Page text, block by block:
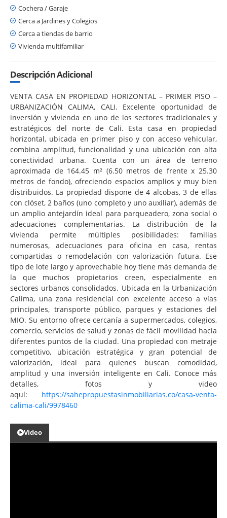
Cochera / Garaje
Cerca a Jardines y Colegios
Cerca a tiendas de barrio
Vivienda multifamiliar
Descripción Adicional
VENTA CASA EN PROPIEDAD HORIZONTAL – PRIMER PISO –
URBANIZACIÓN CALIMA, CALI. Excelente oportunidad de
inversión y vivienda en uno de los sectores tradicionales y
estratégicos del norte de Cali. Esta casa en propiedad
horizontal, ubicada en primer piso y con acceso vehicular,
combina amplitud, funcionalidad y una ubicación con alta
conectividad urbana. Cuenta con un área de terreno
aproximada de 164.45 m² (6.50 metros de frente x 25.30
metros de fondo), ofreciendo espacios amplios y muy bien
distribuidos. La propiedad dispone de 4 alcobas, 3 de ellas
con clóset, 2 baños (uno completo y uno auxiliar), además de
un amplio antejardín ideal para parqueadero, zona social o
adecuaciones complementarias. La distribución de la
vivienda permite múltiples posibilidades: familias
numerosas, adecuaciones para oficina en casa, rentas
compartidas o remodelación con valorización futura. Ese
tipo de lote largo y aprovechable hoy tiene más demanda de
la que muchos propietarios creen, especialmente en
sectores urbanos consolidados. Ubicada en la Urbanización
Calima, una zona residencial con excelente acceso a vías
principales, transporte público, parques y estaciones del
MIO. Su entorno ofrece cercanía a supermercados, colegios,
comercio, servicios de salud y zonas de fácil movilidad hacia
diferentes puntos de la ciudad. Una propiedad con metraje
competitivo, ubicación estratégica y gran potencial de
valorización, ideal para quienes buscan comodidad,
amplitud y una inversión inteligente en Cali. Conoce más
detalles, fotos y video
aquí: https://sahepropuestasinmobiliarias.co/casa-venta-
calima-cali/9978460
Video